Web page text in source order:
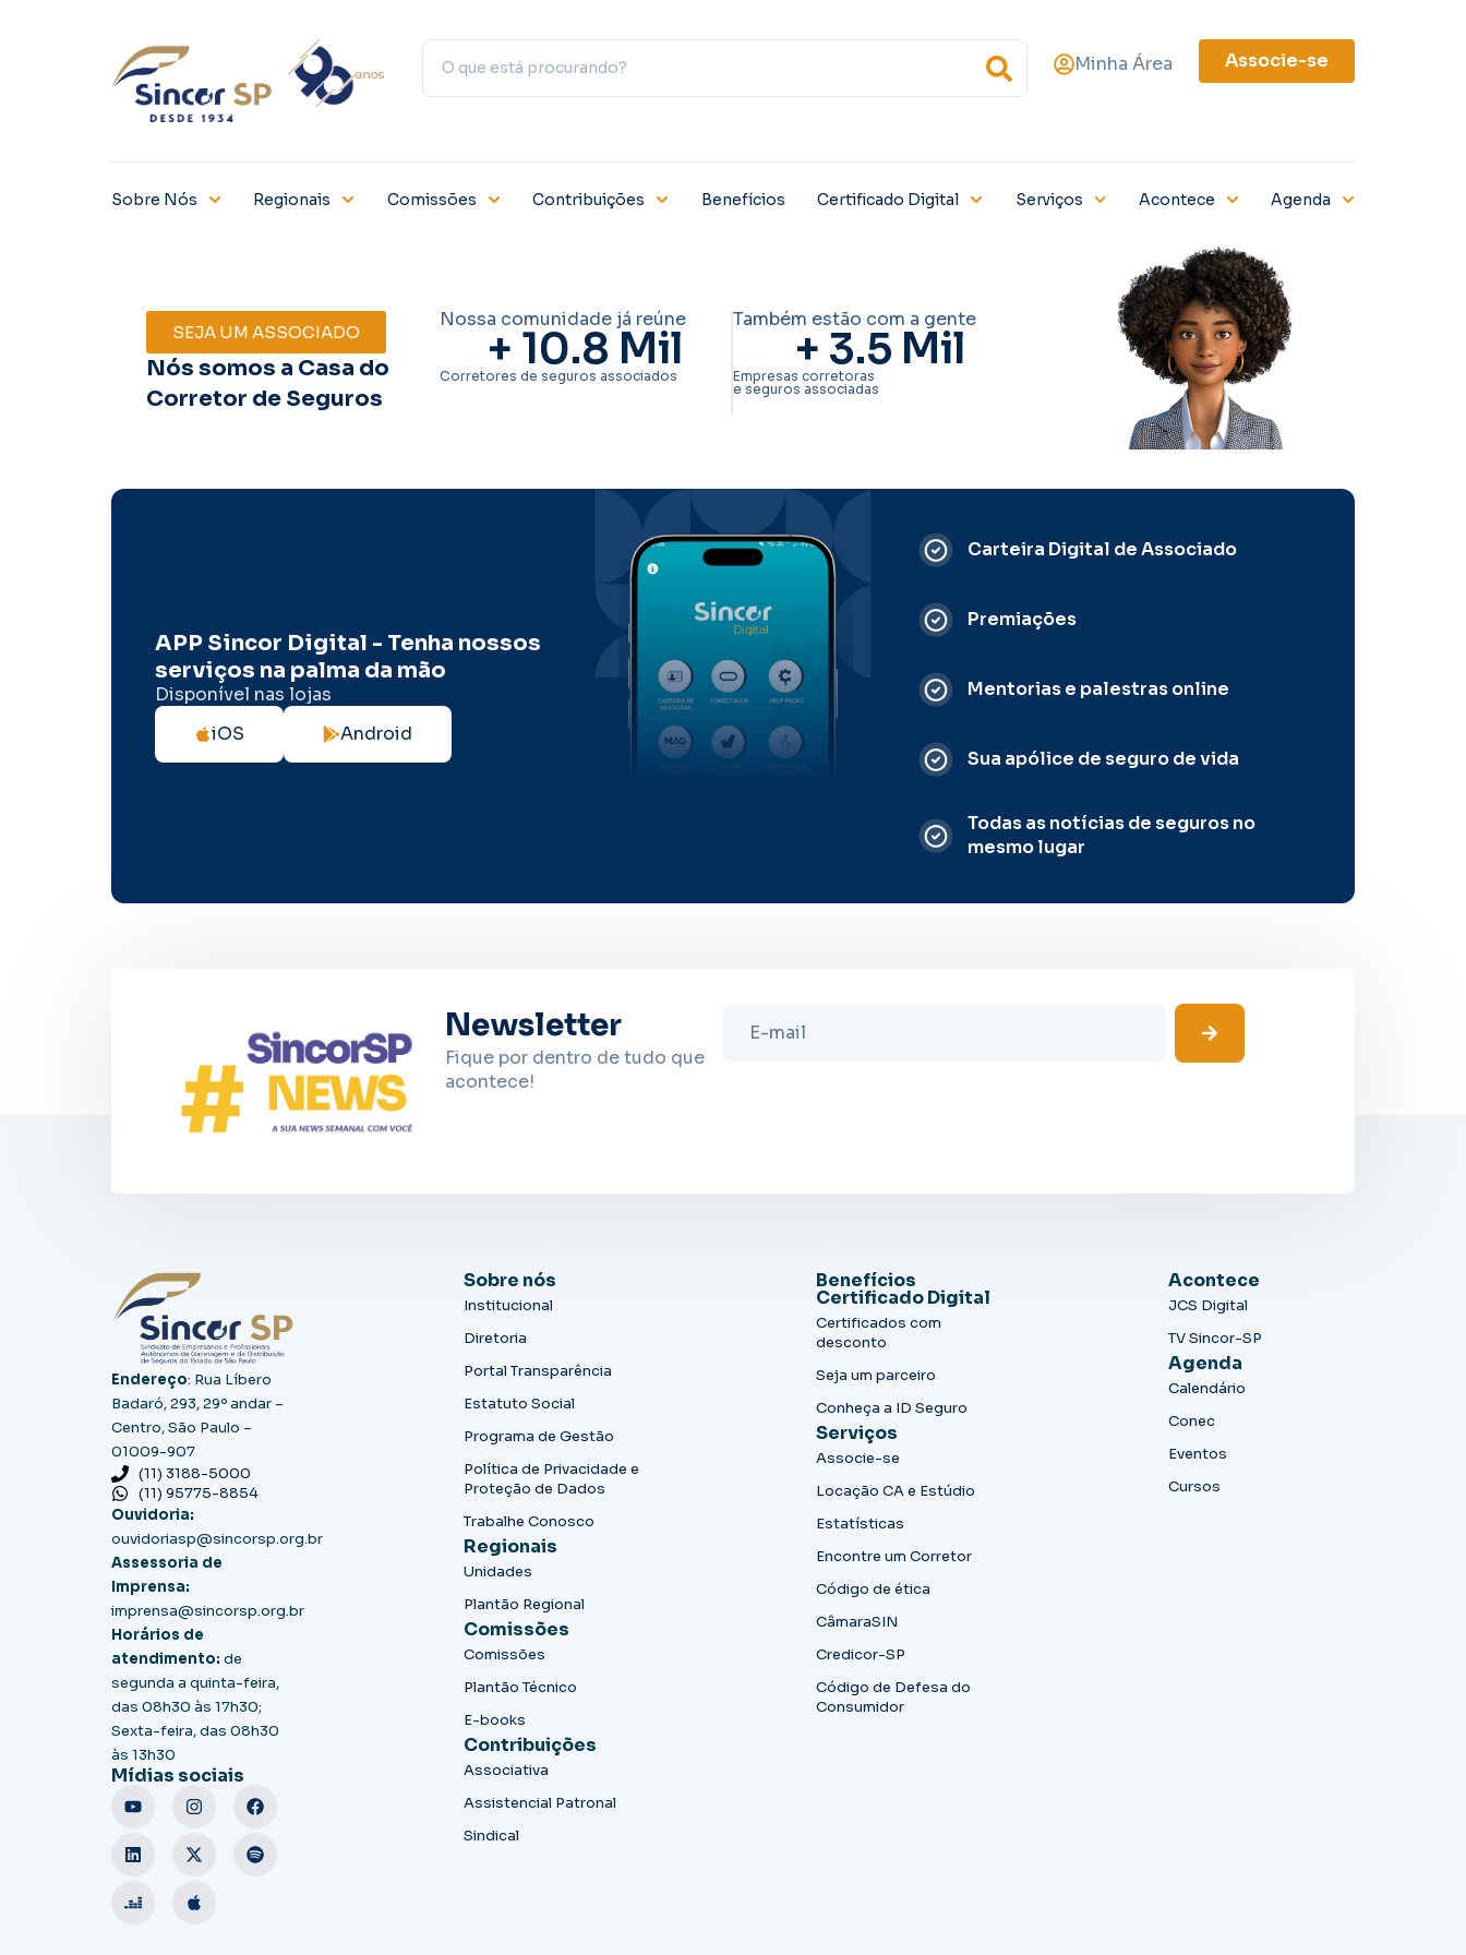
Minha Área Associe-se
Sobre Nós Regionais Comissões Contribuições Benefícios Certificado Digital Serviços Acontece Agenda
SEJA UM ASSOCIADO
Nós somos a Casa do
Corretor de Seguros
Nossa comunidade já reúne
+ 10.8 Mil
Corretores de seguros associados
Também estão com a gente
+ 3.5 Mil
Empresas corretoras
e seguros associadas
APP Sincor Digital - Tenha nossos
serviços na palma da mão
Disponível nas lojas
iOS
Android
Carteira Digital de Associado
Premiações
Mentorias e palestras online
Sua apólice de seguro de vida
Todas as notícias de seguros no
mesmo lugar
Newsletter
Fique por dentro de tudo que
acontece!
Endereço: Rua Líbero
Badaró, 293, 29º andar –
Centro, São Paulo –
01009-907
(11) 3188-5000
(11) 95775-8854
Ouvidoria:
ouvidoriasp@sincorsp.org.br
Assessoria de
Imprensa:
imprensa@sincorsp.org.br
Horários de
atendimento: de
segunda a quinta-feira,
das 08h30 às 17h30;
Sexta-feira, das 08h30
às 13h30
Mídias sociais
Sobre nós
Institucional
Diretoria
Portal Transparência
Estatuto Social
Programa de Gestão
Política de Privacidade e
Proteção de Dados
Trabalhe Conosco
Regionais
Unidades
Plantão Regional
Comissões
Comissões
Plantão Técnico
E-books
Contribuições
Associativa
Assistencial Patronal
Sindical
Benefícios
Certificado Digital
Certificados com
desconto
Seja um parceiro
Conheça a ID Seguro
Serviços
Associe-se
Locação CA e Estúdio
Estatísticas
Encontre um Corretor
Código de ética
CâmaraSIN
Credicor-SP
Código de Defesa do
Consumidor
Acontece
JCS Digital
TV Sincor-SP
Agenda
Calendário
Conec
Eventos
Cursos